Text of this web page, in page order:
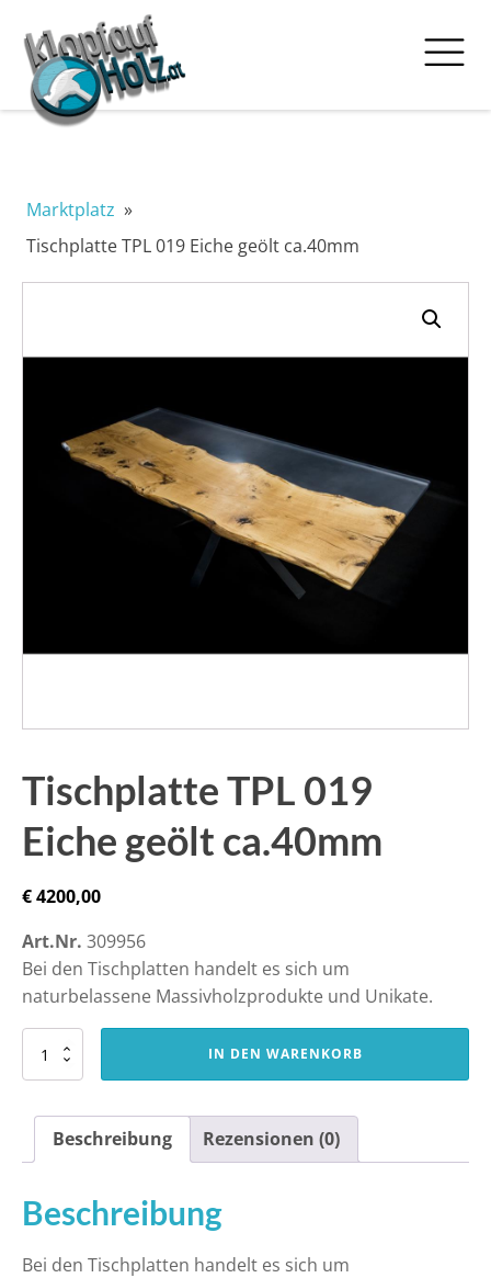
Marktplatz »
Tischplatte TPL 019 Eiche geölt ca.40mm
Tischplatte TPL 019
Eiche geölt ca.40mm
€4200,00
Art.Nr. 309956
Bei den Tischplatten handelt es sich um
naturbelassene Massivholzprodukte und Unikate.
Tischplatte
ca.40mm
IN DEN WARENKORB
Beschreibung Rezensionen (0)
Beschreibung
Bei den Tischplatten handelt es sich um